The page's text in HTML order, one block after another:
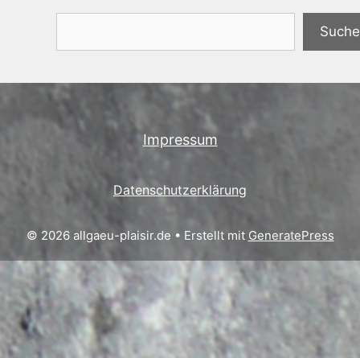
Impressum
Datenschutzerklärung
© 2026 allgaeu-plaisir.de • Erstellt mit GeneratePress